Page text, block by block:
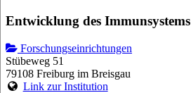
Entwicklung des Immunsystems
Forschungseinrichtungen
Stübeweg 51
79108 Freiburg im Breisgau
Link zur Institution